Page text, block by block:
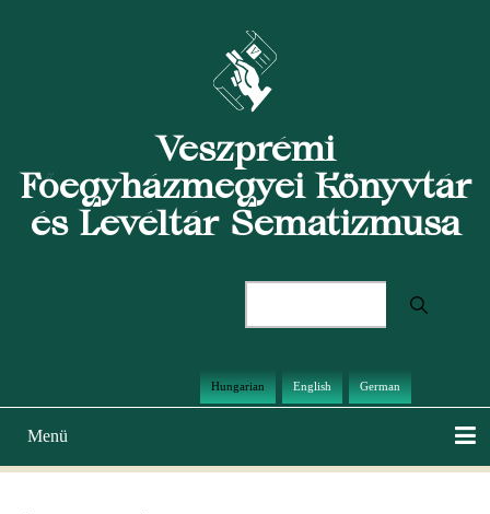
Veszprémi
Főegyházmegyei Könyvtár
és Levéltár Sematizmusa
Hungarian English German
Main
navigation
Menü